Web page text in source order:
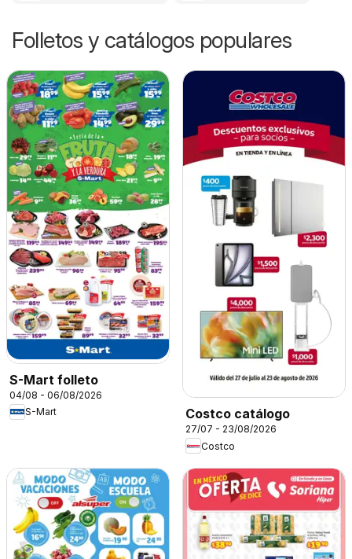
Folletos y catálogos populares
S-Mart folleto
04/08 - 06/08/2026
S-Mart
Costco catálogo
27/07 - 23/08/2026
Costco